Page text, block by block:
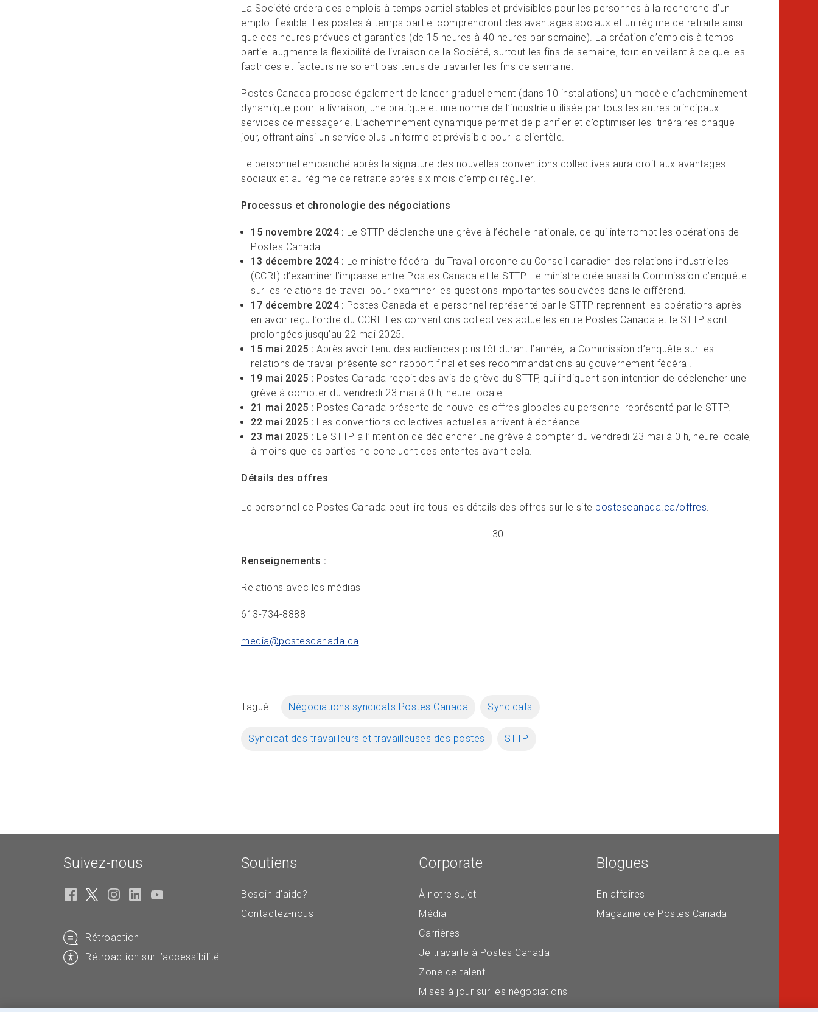
La Société créera des emplois à temps partiel stables et prévisibles pour les personnes à la recherche d’un
emploi flexible. Les postes à temps partiel comprendront des avantages sociaux et un régime de retraite ainsi
que des heures prévues et garanties (de 15 heures à 40 heures par semaine). La création d’emplois à temps
partiel augmente la flexibilité de livraison de la Société, surtout les fins de semaine, tout en veillant à ce que les
factrices et facteurs ne soient pas tenus de travailler les fins de semaine.
Postes Canada propose également de lancer graduellement (dans 10 installations) un modèle d’acheminement
dynamique pour la livraison, une pratique et une norme de l’industrie utilisée par tous les autres principaux
services de messagerie. L’acheminement dynamique permet de planifier et d’optimiser les itinéraires chaque
jour, offrant ainsi un service plus uniforme et prévisible pour la clientèle.
Le personnel embauché après la signature des nouvelles conventions collectives aura droit aux avantages
sociaux et au régime de retraite après six mois d’emploi régulier.
Processus et chronologie des négociations
15 novembre 2024 : Le STTP déclenche une grève à l’échelle nationale, ce qui interrompt les opérations de
Postes Canada.
13 décembre 2024 : Le ministre fédéral du Travail ordonne au Conseil canadien des relations industrielles
(CCRI) d’examiner l’impasse entre Postes Canada et le STTP. Le ministre crée aussi la Commission d’enquête
sur les relations de travail pour examiner les questions importantes soulevées dans le différend.
17 décembre 2024 : Postes Canada et le personnel représenté par le STTP reprennent les opérations après
en avoir reçu l’ordre du CCRI. Les conventions collectives actuelles entre Postes Canada et le STTP sont
prolongées jusqu’au 22 mai 2025.
15 mai 2025 : Après avoir tenu des audiences plus tôt durant l’année, la Commission d’enquête sur les
relations de travail présente son rapport final et ses recommandations au gouvernement fédéral.
19 mai 2025 : Postes Canada reçoit des avis de grève du STTP, qui indiquent son intention de déclencher une
grève à compter du vendredi 23 mai à 0 h, heure locale.
21 mai 2025 : Postes Canada présente de nouvelles offres globales au personnel représenté par le STTP.
22 mai 2025 : Les conventions collectives actuelles arrivent à échéance.
23 mai 2025 : Le STTP a l’intention de déclencher une grève à compter du vendredi 23 mai à 0 h, heure locale,
à moins que les parties ne concluent des ententes avant cela.
Détails des offres
Le personnel de Postes Canada peut lire tous les détails des offres sur le site postescanada.ca/offres.
- 30 -
Renseignements :
Relations avec les médias
613-734-8888
media@postescanada.ca
Tagué Négociations syndicats Postes Canada Syndicats
Syndicat des travailleurs et travailleuses des postes STTP
Suivez-nous
Rétroaction
Rétroaction sur l’accessibilité
Soutiens
Besoin d'aide?
Contactez-nous
Corporate
À notre sujet
Média
Carrières
Je travaille à Postes Canada
Zone de talent
Mises à jour sur les négociations
Blogues
En affaires
Magazine de Postes Canada